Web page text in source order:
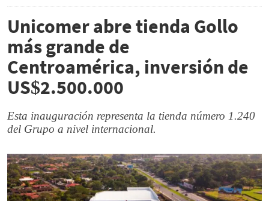
Unicomer abre tienda Gollo
más grande de
Centroamérica, inversión de
US$2.500.000
Esta inauguración representa la tienda número 1.240
del Grupo a nivel internacional.